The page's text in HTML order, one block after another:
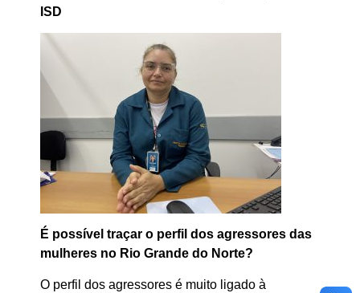
ISD
É possível traçar o perfil dos agressores das
mulheres no Rio Grande do Norte?
O perfil dos agressores é muito ligado à